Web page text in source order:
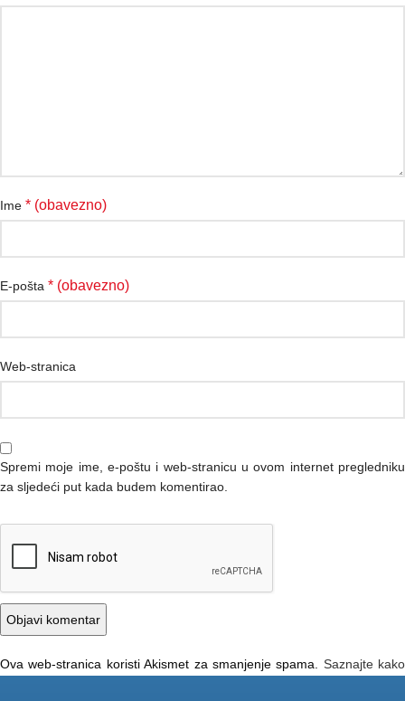
Ime * (obavezno)
E-pošta * (obavezno)
Web-stranica
Spremi moje ime, e-poštu i web-stranicu u ovom internet pregledniku
za sljedeći put kada budem komentirao.
Ova web-stranica koristi Akismet za smanjenje spama. Saznajte kako